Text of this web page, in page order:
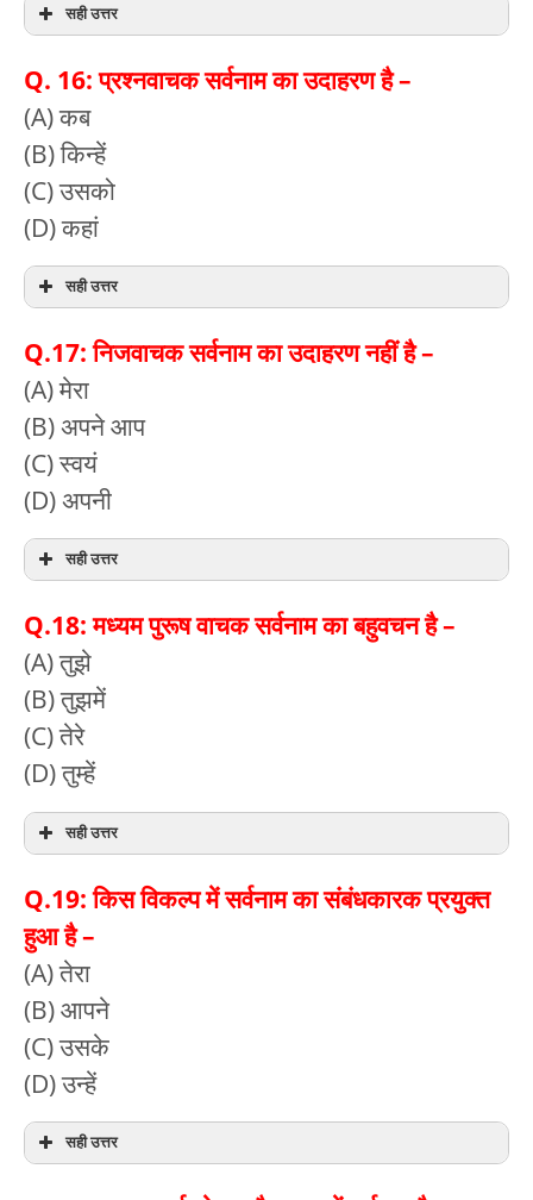
सही उत्तर
Q. 16: प्रश्नवाचक सर्वनाम का उदाहरण है –
(A) कब
(B) किन्हें
(C) उसको
(D) कहां
सही उत्तर
Q.17: निजवाचक सर्वनाम का उदाहरण नहीं है –
(A) मेरा
(B) अपने आप
(C) स्वयं
(D) अपनी
सही उत्तर
Q.18: मध्यम पुरूष वाचक सर्वनाम का बहुवचन है –
(A) तुझे
(B) तुझमें
(C) तेरे
(D) तुम्हें
सही उत्तर
Q.19: किस विकल्प में सर्वनाम का संबंधकारक प्रयुक्त
हुआ है –
(A) तेरा
(B) आपने
(C) उसके
(D) उन्हें
सही उत्तर